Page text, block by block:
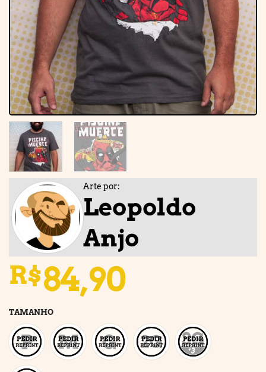
Arte por:
Leopoldo
Anjo
R$84,90
TAMANHO